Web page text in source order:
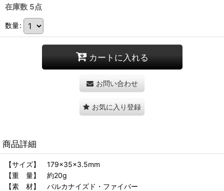
在庫数 5点
数量:
カートに入れる
お問い合わせ
お気に入り登録
商品詳細
【サイズ】 179×35×3.5mm
【重 量】 約20g
【素 材】 バルカナイズド・ファイバー